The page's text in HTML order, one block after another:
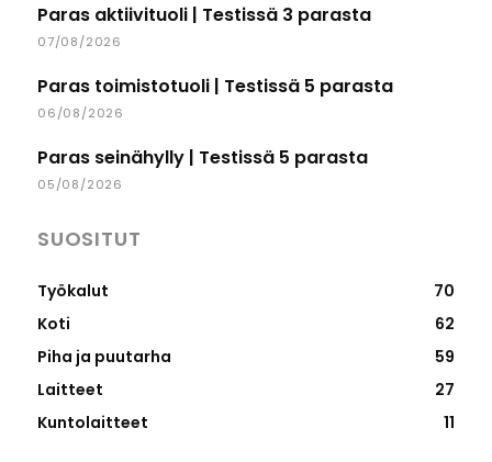
Paras aktiivituoli | Testissä 3 parasta
07/08/2026
Paras toimistotuoli | Testissä 5 parasta
06/08/2026
Paras seinähylly | Testissä 5 parasta
05/08/2026
SUOSITUT
Työkalut
70
Koti
62
Piha ja puutarha
59
Laitteet
27
Kuntolaitteet
11